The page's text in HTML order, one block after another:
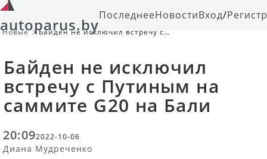
autoparus.byПоследнееНовостиВход/
Новые
Байден не исключил встречу с
Байден не исключил
встречу с Путиным на
саммите G20 на Бали
20:092022-10-06
Диана Мудреченко